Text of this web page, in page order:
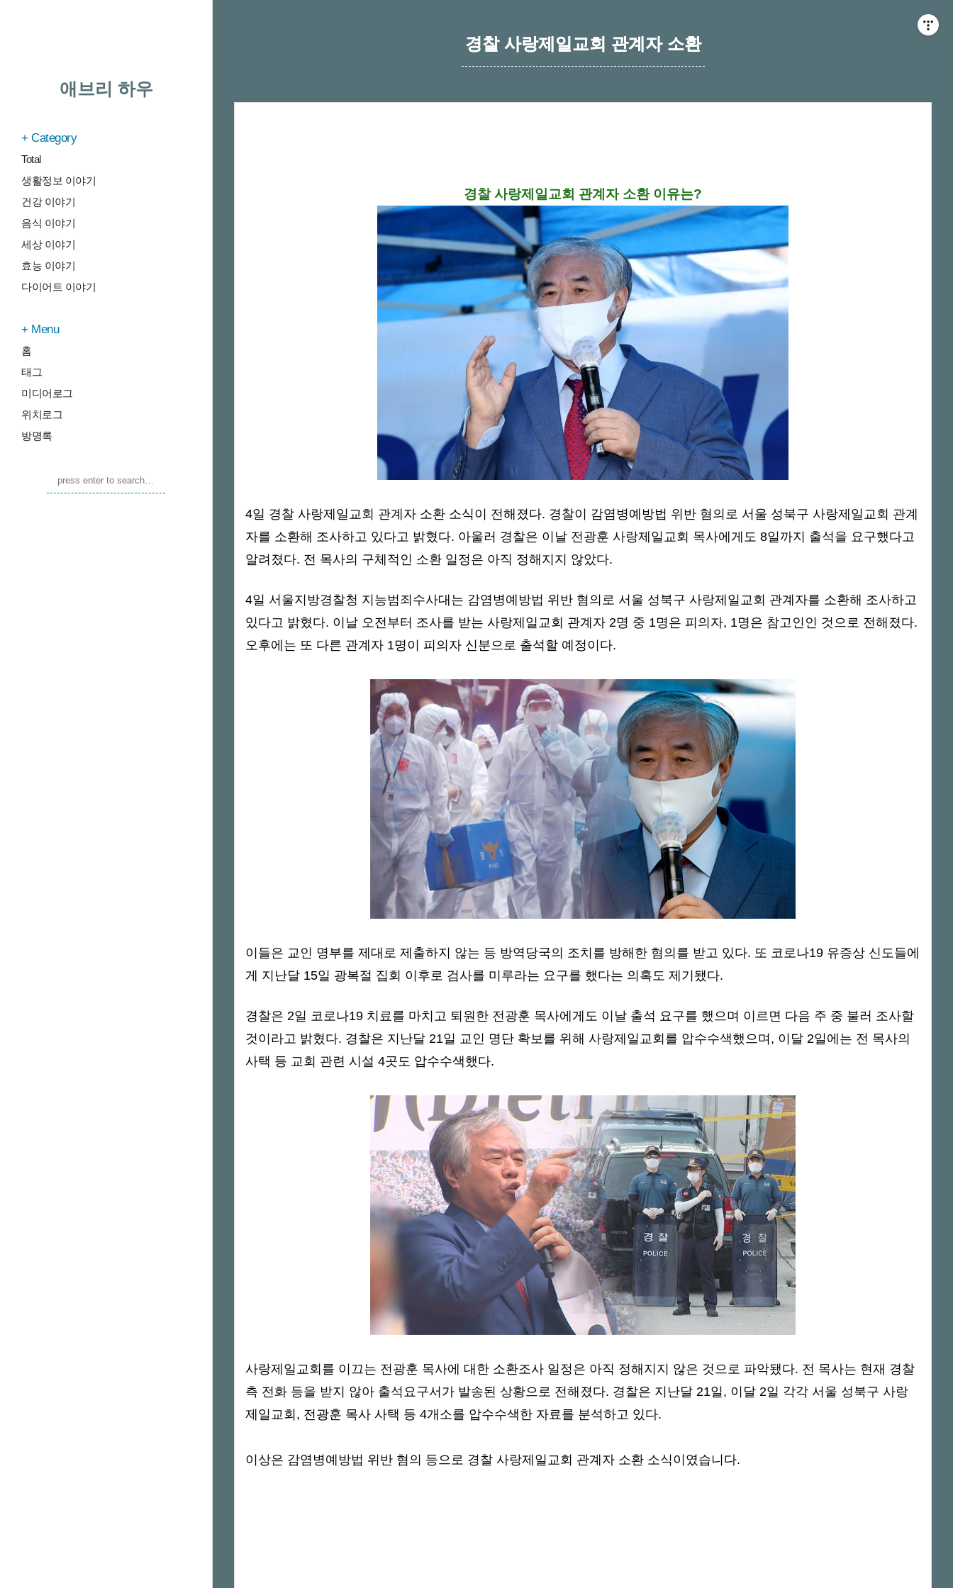
애브리 하우
Category
Total
생활정보 이야기
건강 이야기
음식 이야기
세상 이야기
효능 이야기
다이어트 이야기
Menu
홈
태그
미디어로그
위치로그
방명록
경찰 사랑제일교회 관계자 소환
경찰 사랑제일교회 관계자 소환 이유는?
4일 경찰 사랑제일교회 관계자 소환 소식이 전해졌다. 경찰이 감염병예방법 위반 혐의로 서울 성북구 사랑제일교회 관계
자를 소환해 조사하고 있다고 밝혔다. 아울러 경찰은 이날 전광훈 사랑제일교회 목사에게도 8일까지 출석을 요구했다고
알려졌다. 전 목사의 구체적인 소환 일정은 아직 정해지지 않았다.
4일 서울지방경찰청 지능범죄수사대는 감염병예방법 위반 혐의로 서울 성북구 사랑제일교회 관계자를 소환해 조사하고
있다고 밝혔다. 이날 오전부터 조사를 받는 사랑제일교회 관계자 2명 중 1명은 피의자, 1명은 참고인인 것으로 전해졌다.
오후에는 또 다른 관계자 1명이 피의자 신분으로 출석할 예정이다.
이들은 교인 명부를 제대로 제출하지 않는 등 방역당국의 조치를 방해한 혐의를 받고 있다. 또 코로나19 유증상 신도들에
게 지난달 15일 광복절 집회 이후로 검사를 미루라는 요구를 했다는 의혹도 제기됐다.
경찰은 2일 코로나19 치료를 마치고 퇴원한 전광훈 목사에게도 이날 출석 요구를 했으며 이르면 다음 주 중 불러 조사할
것이라고 밝혔다. 경찰은 지난달 21일 교인 명단 확보를 위해 사랑제일교회를 압수수색했으며, 이달 2일에는 전 목사의
사택 등 교회 관련 시설 4곳도 압수수색했다.
사랑제일교회를 이끄는 전광훈 목사에 대한 소환조사 일정은 아직 정해지지 않은 것으로 파악됐다. 전 목사는 현재 경찰
측 전화 등을 받지 않아 출석요구서가 발송된 상황으로 전해졌다. 경찰은 지난달 21일, 이달 2일 각각 서울 성북구 사랑
제일교회, 전광훈 목사 사택 등 4개소를 압수수색한 자료를 분석하고 있다.
이상은 감염병예방법 위반 혐의 등으로 경찰 사랑제일교회 관계자 소환 소식이였습니다.